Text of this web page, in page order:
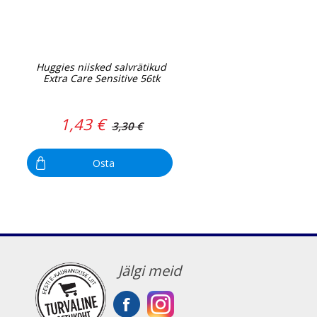
Huggies niisked salvrätikud
Extra Care Sensitive 56tk
1,43 € 3,30 €
Osta
Jälgi meid